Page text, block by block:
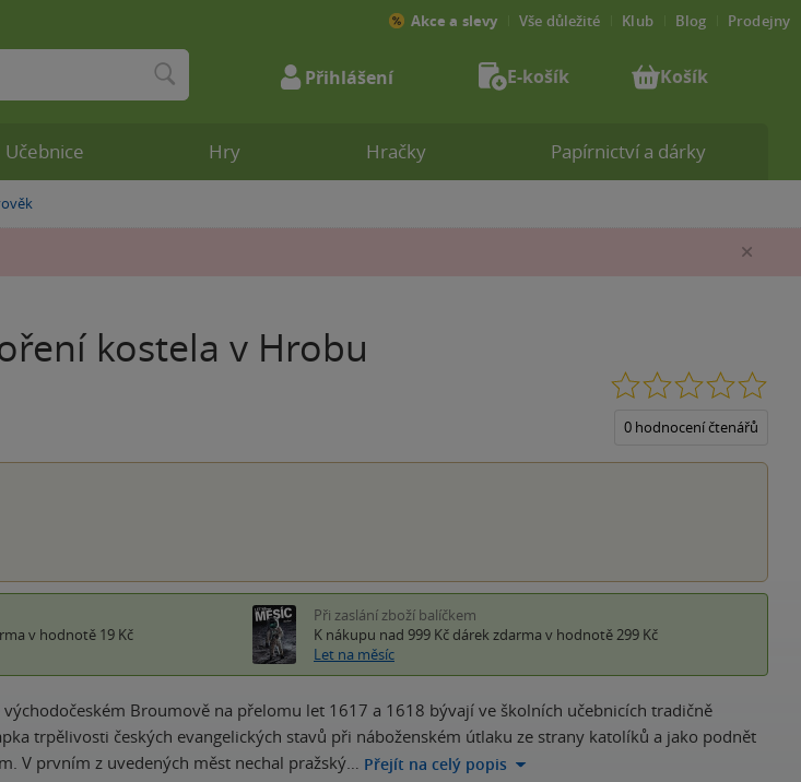
kostela v Hrobu
0 hodnocení čtenářů
v hodnotě 19 Kč
Při zaslání zboží balíčkem
K nákupu nad 999 Kč dárek zdarma v hodnotě 299 Kč
Let na měsíc
Broumově na přelomu let 1617 a 1618 bývají ve školních učebnicích tradičně
trpělivosti českých evangelických stavů při náboženském útlaku ze strany katolíků a jako podnět
V prvním z uvedených měst nechal pražský… Přejít na celý popis
Učebnice Hry Hračky Papírnictví a dárky
Akce a slevy Vše důležité Klub Blog Prodejny
Přihlášení E-košík Košík